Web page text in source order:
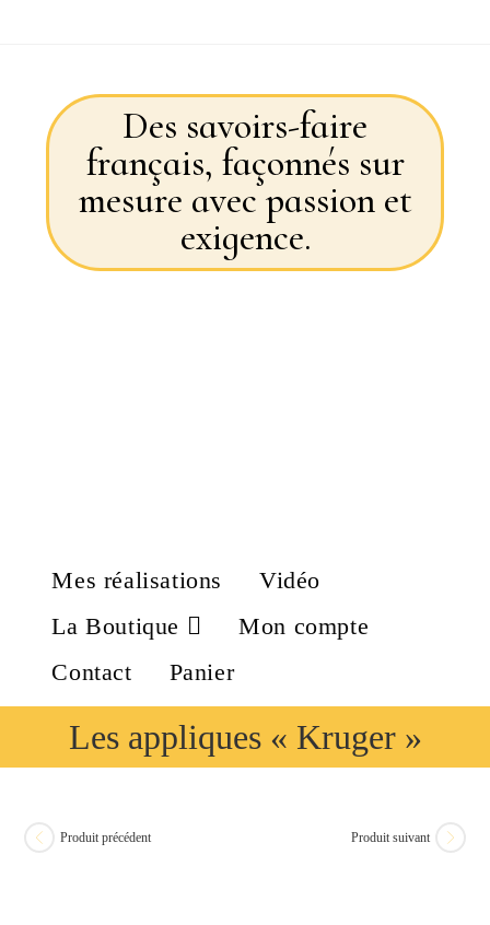
Des savoirs-faire
français, façonnés sur
mesure avec passion et
exigence.
Mes réalisations
Vidéo
La Boutique
Mon compte
Contact
Panier
Les appliques « Kruger »
Produit précédent Produit suivant